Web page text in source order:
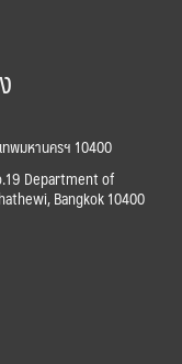
พมหานครฯ 10400
Department of
Bangkok 10400